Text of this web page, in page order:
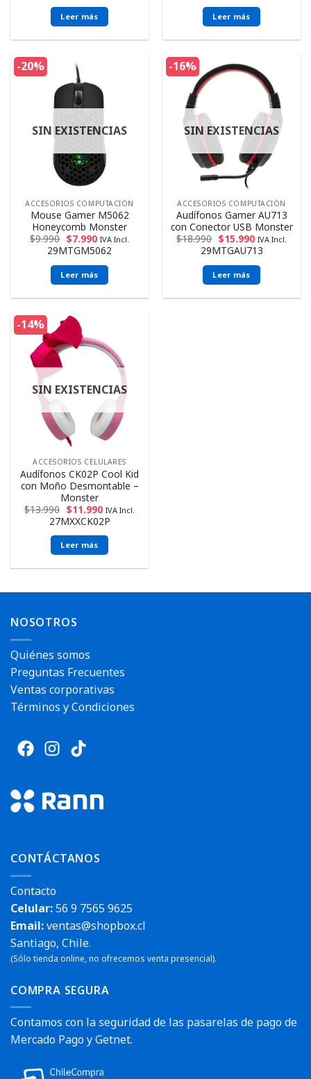
Leer más Leer más
-20%
SIN EXISTENCIAS
ACCESORIOS COMPUTACIÓN
Mouse Gamer M5062
Honeycomb Monster
$9.990 $7.990 IVA Incl.
29MTGM5062
Leer más
-16%
SIN EXISTENCIAS
ACCESORIOS COMPUTACIÓN
Audífonos Gamer AU713
con Conector USB Monster
$18.990 $15.990 IVA Incl.
29MTGAU713
Leer más
-14%
SIN EXISTENCIAS
ACCESORIOS CELULARES
Audífonos CK02P Cool Kid
con Moño Desmontable –
Monster
$13.990 $11.990 IVA Incl.
27MXXCK02P
Leer más
NOSOTROS
Quiénes somos
Preguntas Frecuentes
Ventas corporativas
Términos y Condiciones
CONTÁCTANOS
Contacto
Celular:56 9 7565 9625
Email:ventas@shopbox.cl
Santiago, Chile.
(Sólo tienda online, no ofrecemos venta presencial).
COMPRA SEGURA
Contamos con la seguridad de las pasarelas de pago de
Mercado Pago y Getnet.